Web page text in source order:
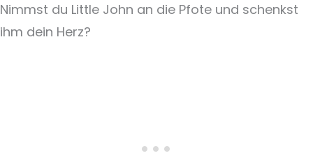
Nimmst du Little John an die Pfote und schenkst
ihm dein Herz?